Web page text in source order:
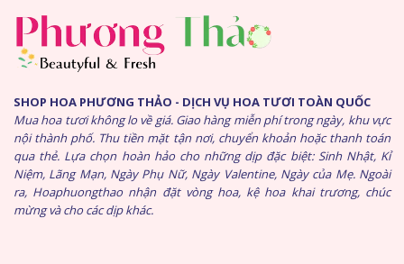
SHOP HOA PHƯƠNG THẢO - DỊCH VỤ HOA TƯƠI TOÀN QUỐC
Mua hoa tươi không lo về giá. Giao hàng miễn phí trong ngày, khu vực
nội thành phố. Thu tiền mặt tận nơi, chuyển khoản hoặc thanh toán
qua thẻ. Lựa chọn hoàn hảo cho những dịp đặc biệt: Sinh Nhật, Kỉ
Niệm, Lãng Mạn, Ngày Phụ Nữ, Ngày Valentine, Ngày của Mẹ. Ngoài
ra, Hoaphuongthao nhận đặt vòng hoa, kệ hoa khai trương, chúc
mừng và cho các dịp khác.